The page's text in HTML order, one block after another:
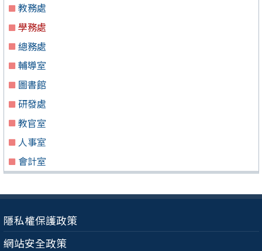
教務處
學務處
總務處
輔導室
圖書館
研發處
教官室
人事室
會計室
隱私權保護政策
網站安全政策